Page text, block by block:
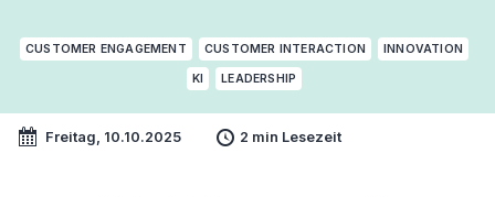
CUSTOMER ENGAGEMENT CUSTOMER INTERACTION INNOVATION
KI LEADERSHIP
Freitag, 10.10.2025 2 min Lesezeit